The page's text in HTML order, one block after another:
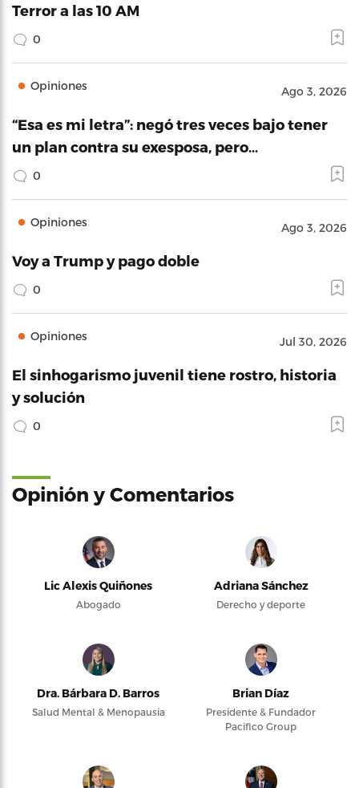
Terror a las 10 AM
0
Opiniones Ago 3, 2026
“Esa es mi letra”: negó tres veces bajo tener
un plan contra su exesposa, pero…
0
Opiniones Ago 3, 2026
Voy a Trump y pago doble
0
Opiniones Jul 30, 2026
El sinhogarismo juvenil tiene rostro, historia
y solución
0
Opinión y Comentarios
Lic Alexis Quiñones
Abogado
Adriana Sánchez
Derecho y deporte
Dra. Bárbara D. Barros
Salud Mental & Menopausia
Brian Díaz
Presidente & Fundador
Pacifico Group